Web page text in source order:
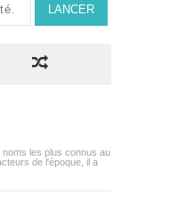
LANCER
les plus connus au
de l'époque, il a